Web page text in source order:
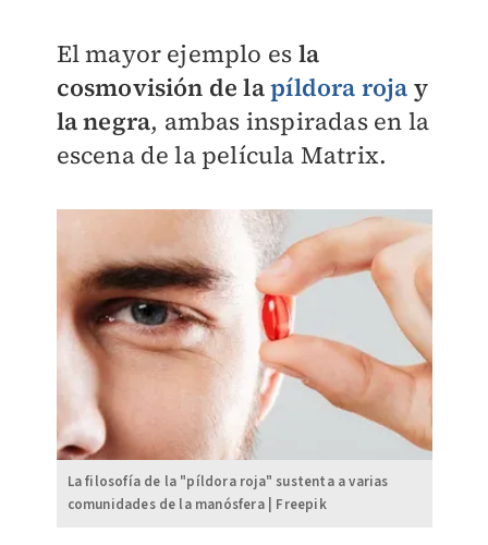
El mayor ejemplo es la
cosmovisión de lapíldora roja y
la negra, ambas inspiradas en la
escena de la película Matrix.
La filosofía de la "píldora roja" sustenta a varias
comunidades de la manósfera | Freepik